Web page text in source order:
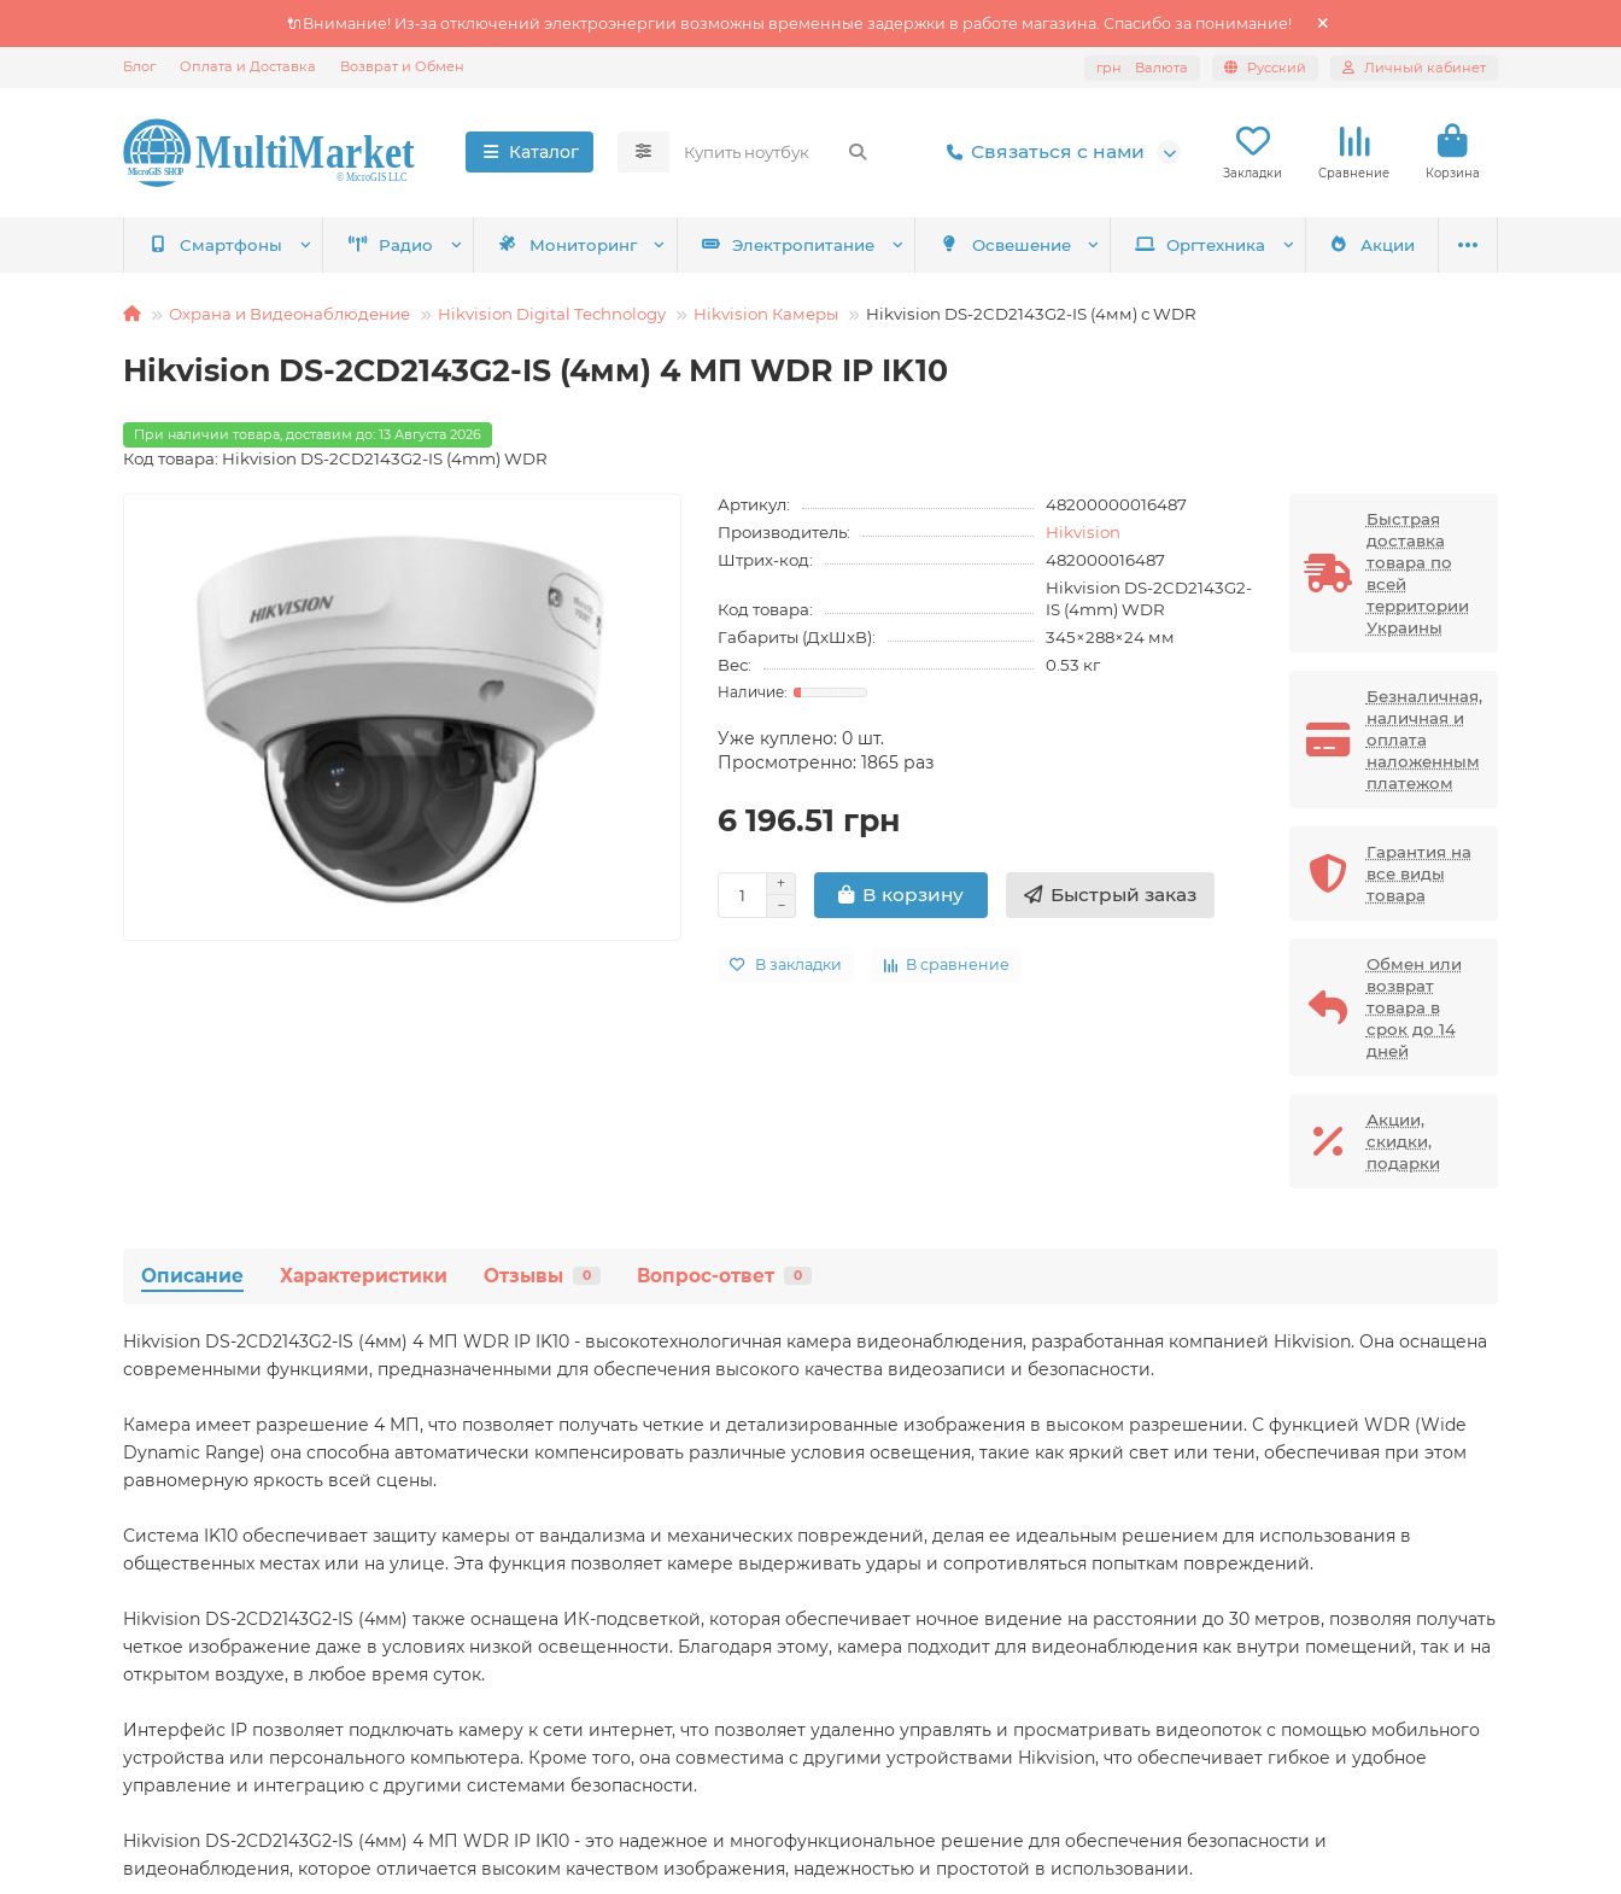
🔌Внимание! Из‑за отключений электроэнергии возможны временные задержки в работе магазина. Спасибо за понимание!
Блог Оплата и Доставка Возврат и Обмен грн Валюта Русский Личный кабинет
Каталог Связаться с нами
Закладки Сравнение Корзина
Смартфоны Радио Мониторинг Электропитание Освешение Оргтехника Акции
Охрана и Видеонаблюдение Hikvision Digital Technology Hikvision Камеры Hikvision DS-2CD2143G2-IS (4мм) с WDR
Hikvision DS-2CD2143G2-IS (4мм) 4 МП WDR IP IK10
При наличии товара, доставим до: 13 Августа 2026
Код товара: Hikvision DS-2CD2143G2-IS (4mm) WDR
Артикул:
48200000016487
Производитель:
Hikvision
Штрих-код:
482000016487
Код товара:
Hikvision DS-2CD2143G2-
IS (4mm) WDR
Габариты (ДхШхВ):
345×288×24 мм
Вес:
0.53 кг
Уже куплено:0 шт.
Просмотренно: 1865 раз
6 196.51 грн
В корзину Быстрый заказ
В закладки В сравнение
Быстрая
доставка
товара по
всей
территории
Украины
Безналичная,
наличная и
оплата
наложенным
платежом
Гарантия на
все виды
товара
Обмен или
возврат
товара в
срок до 14
дней
Акции,
скидки,
подарки
Описание Характеристики Отзывы 0 Вопрос-ответ 0
Hikvision DS-2CD2143G2-IS (4мм) 4 МП WDR IP IK10 - высокотехнологичная камера видеонаблюдения, разработанная компанией Hikvision. Она оснащена
современными функциями, предназначенными для обеспечения высокого качества видеозаписи и безопасности.
Камера имеет разрешение 4 МП, что позволяет получать четкие и детализированные изображения в высоком разрешении. С функцией WDR (Wide
Dynamic Range) она способна автоматически компенсировать различные условия освещения, такие как яркий свет или тени, обеспечивая при этом
равномерную яркость всей сцены.
Система IK10 обеспечивает защиту камеры от вандализма и механических повреждений, делая ее идеальным решением для использования в
общественных местах или на улице. Эта функция позволяет камере выдерживать удары и сопротивляться попыткам повреждений.
Hikvision DS-2CD2143G2-IS (4мм) также оснащена ИК-подсветкой, которая обеспечивает ночное видение на расстоянии до 30 метров, позволяя получать
четкое изображение даже в условиях низкой освещенности. Благодаря этому, камера подходит для видеонаблюдения как внутри помещений, так и на
открытом воздухе, в любое время суток.
Интерфейс IP позволяет подключать камеру к сети интернет, что позволяет удаленно управлять и просматривать видеопоток с помощью мобильного
устройства или персонального компьютера. Кроме того, она совместима с другими устройствами Hikvision, что обеспечивает гибкое и удобное
управление и интеграцию с другими системами безопасности.
Hikvision DS-2CD2143G2-IS (4мм) 4 МП WDR IP IK10 - это надежное и многофункциональное решение для обеспечения безопасности и
видеонаблюдения, которое отличается высоким качеством изображения, надежностью и простотой в использовании.